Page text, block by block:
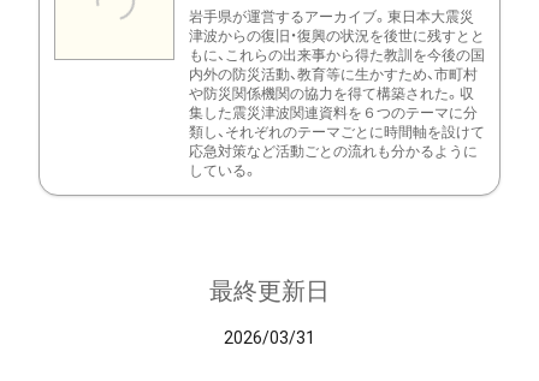
岩手県が運営するアーカイブ。東日本大震災
津波からの復旧・復興の状況を後世に残すとと
もに、これらの出来事から得た教訓を今後の国
内外の防災活動、教育等に生かすため、市町村
や防災関係機関の協力を得て構築された。収
集した震災津波関連資料を６つのテーマに分
類し、それぞれのテーマごとに時間軸を設けて
応急対策など活動ごとの流れも分かるように
している。
最終更新日
2026/03/31